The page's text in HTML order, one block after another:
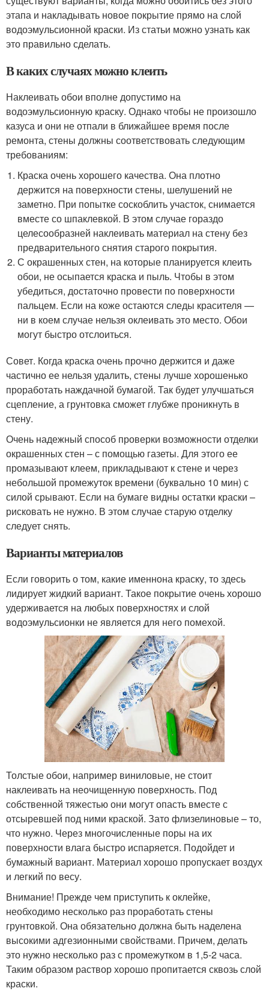
этапа и накладывать новое покрытие прямо на слой
водоэмульсионной краски. Из статьи можно узнать как
это правильно сделать.
В каких случаях можно клеить
Наклеивать обои вполне допустимо на
водоэмульсионную краску. Однако чтобы не произошло
казуса и они не отпали в ближайшее время после
ремонта, стены должны соответствовать следующим
требованиям:
Краска очень хорошего качества. Она плотно
держится на поверхности стены, шелушений не
заметно. При попытке соскоблить участок, снимается
вместе со шпаклевкой. В этом случае гораздо
целесообразней наклеивать материал на стену без
предварительного снятия старого покрытия.
С окрашенных стен, на которые планируется клеить
обои, не осыпается краска и пыль. Чтобы в этом
убедиться, достаточно провести по поверхности
пальцем. Если на коже остаются следы красителя —
ни в коем случае нельзя оклеивать это место. Обои
могут быстро отслоиться.
Совет. Когда краска очень прочно держится и даже
частично ее нельзя удалить, стены лучше хорошенько
проработать наждачной бумагой. Так будет улучшаться
сцепление, а грунтовка сможет глубже проникнуть в
стену.
Очень надежный способ проверки возможности отделки
окрашенных стен – с помощью газеты. Для этого ее
промазывают клеем, прикладывают к стене и через
небольшой промежуток времени (буквально 10 мин) с
силой срывают. Если на бумаге видны остатки краски –
рисковать не нужно. В этом случае старую отделку
следует снять.
Варианты материалов
Если говорить о том, какие именнона краску, то здесь
лидирует жидкий вариант. Такое покрытие очень хорошо
удерживается на любых поверхностях и слой
водоэмульсионки не является для него помехой.
Толстые обои, например виниловые, не стоит
наклеивать на неочищенную поверхность. Под
собственной тяжестью они могут опасть вместе с
отсыревшей под ними краской. Зато флизелиновые – то,
что нужно. Через многочисленные поры на их
поверхности влага быстро испаряется. Подойдет и
бумажный вариант. Материал хорошо пропускает воздух
и легкий по весу.
Внимание! Прежде чем приступить к оклейке,
необходимо несколько раз проработать стены
грунтовкой. Она обязательно должна быть наделена
высокими адгезионными свойствами. Причем, делать
это нужно несколько раз с промежутком в 1,5-2 часа.
Таким образом раствор хорошо пропитается сквозь слой
краски.